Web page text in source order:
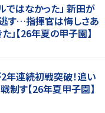
ではなかった」 新田が
す…指揮官は悔しさあ
」【26年夏の甲子園】
連続初戦突破！追い
制す【26年夏甲子園】